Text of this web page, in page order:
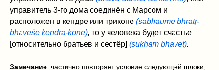
управитель 3-го дома соединён с Марсом и
расположен в кендре или триконе (sabhaume bhrātṛ-
bhāveśe kendra-koṇe), то у человека будет счастье
[относительно братьев и сестёр] (sukhaṃ bhavet).
Замечание: частично повторяет условие следующей шлоки,